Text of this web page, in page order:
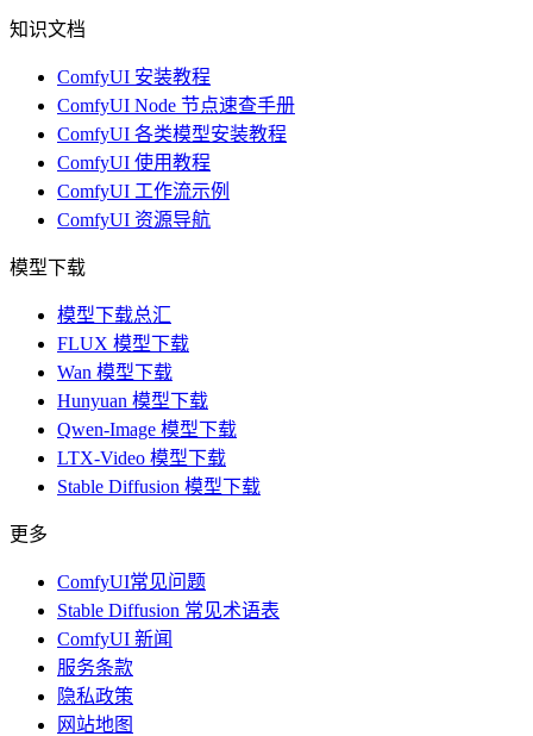
知识文档
ComfyUI 安装教程
ComfyUI Node 节点速查手册
ComfyUI 各类模型安装教程
ComfyUI 使用教程
ComfyUI 工作流示例
ComfyUI 资源导航
模型下载
模型下载总汇
FLUX 模型下载
Wan 模型下载
Hunyuan 模型下载
Qwen-Image 模型下载
LTX-Video 模型下载
Stable Diffusion 模型下载
更多
ComfyUI常见问题
Stable Diffusion 常见术语表
ComfyUI 新闻
服务条款
隐私政策
网站地图